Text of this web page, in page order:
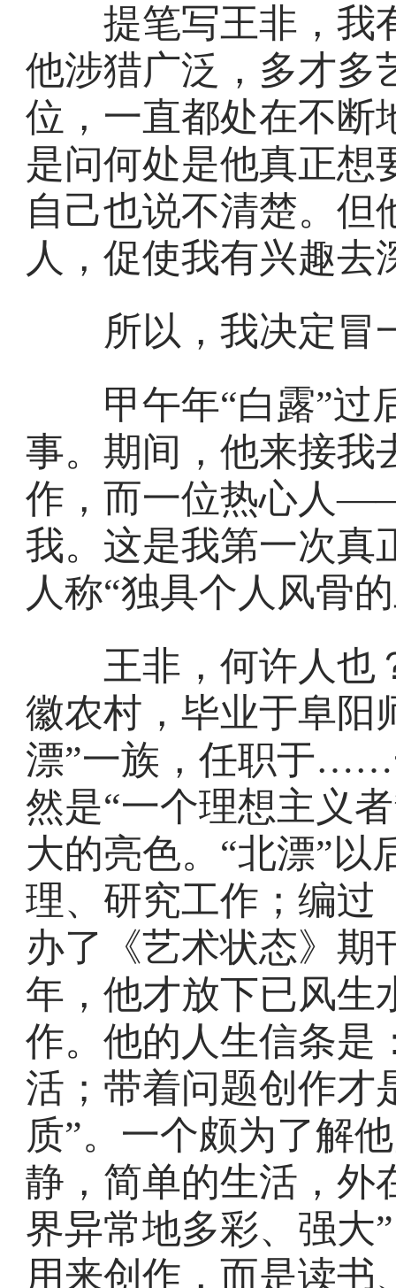
提笔写王非，我
他涉猎广泛，多才多
位，一直都处在不断
是问何处是他真正想
自己也说不清楚。但
人，促使我有兴趣
所以，我决定冒
甲午年“白露”过
事。期间，他来接我
作，而一位热心人
我。这是我第一次
人称“独具个人风骨
王非，何许人也
徽农村，毕业于阜阳
漂”一族，任职于……
然是“一个理想主义
大的亮色。“北漂”以
理、研究工作；编过
办了《艺术状态》
年，他才放下已风生
作。他的人生信条是
活；带着问题创作才
质”。一个颇为了解
静，简单的生活，外
界异常地多彩、强大
用来创作，而是读书